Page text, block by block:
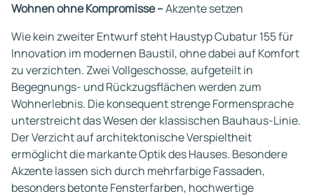
Wohnen ohne Kompromisse –Akzente setzen
Wie kein zweiter Entwurf steht Haustyp Cubatur 155 für
Innovation im modernen Baustil, ohne dabei auf Komfort
zu verzichten. Zwei Vollgeschosse, aufgeteilt in
Begegnungs- und Rückzugsflächen werden zum
Wohnerlebnis. Die konsequent strenge Formensprache
unterstreicht das Wesen der klassischen Bauhaus-Linie.
Der Verzicht auf architektonische Verspieltheit
ermöglicht die markante Optik des Hauses. Besondere
Akzente lassen sich durch mehrfarbige Fassaden,
besonders betonte Fensterfarben, hochwertige